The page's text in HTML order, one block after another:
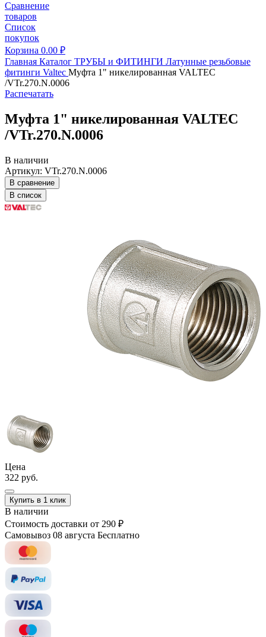
Сравнение
товаров
Список
покупок
Корзина 0.00 ₽
Главная Каталог ТРУБЫ и ФИТИНГИ Латунные резьбовые
фитинги Valtec Муфта 1" никелированная VALTEC
/VTr.270.N.0006
Распечатать
Муфта 1" никелированная VALTEC
/VTr.270.N.0006
В наличии
Артикул: VTr.270.N.0006
В сравнение
В список
Цена
322 руб.
Купить в 1 клик
В наличии
Стоимость доставки от 290 ₽
Самовывоз 08 августа Бесплатно